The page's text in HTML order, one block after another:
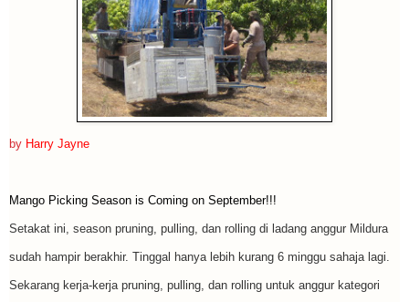
by Harry Jayne
Mango Picking Season is Coming on September!!!
Setakat ini, season pruning, pulling, dan rolling di ladang anggur Mildura
sudah hampir berakhir. Tinggal hanya lebih kurang 6 minggu sahaja lagi.
Sekarang kerja-kerja pruning, pulling, dan rolling untuk anggur kategori